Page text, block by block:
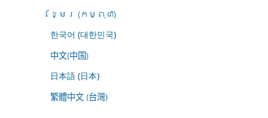
ខ្មែរ (កម្ពុជា)
한국어 (대한민국)
中文(中国)
日本語 (日本)
繁體中文 (台灣)